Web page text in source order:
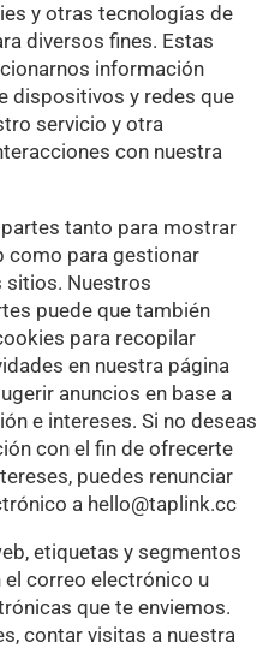
y otras tecnologías de
diversos fines. Estas
información
dispositivos y redes que
servicio y otra
con nuestra
tanto para mostrar
como para gestionar
sitios. Nuestros
puede que también
para recopilar
en nuestra página
anuncios en base a
e intereses. Si no deseas
con el fin de ofrecerte
puedes renunciar
a hello@taplink.cc
etiquetas y segmentos
el correo electrónico u
que te enviemos.
contar visitas a nuestra